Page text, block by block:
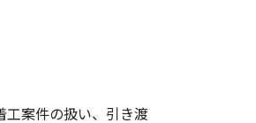
工案件の扱い、引き渡